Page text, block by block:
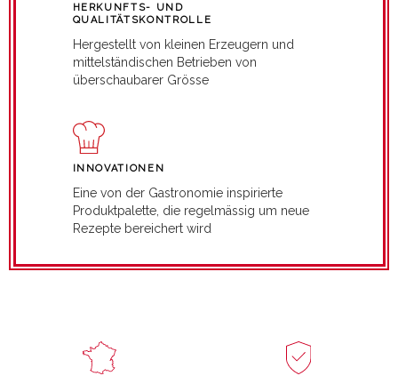
HERKUNFTS- UND
QUALITÄTSKONTROLLE
Hergestellt von kleinen Erzeugern und
mittelständischen Betrieben von
überschaubarer Grösse
INNOVATIONEN
Eine von der Gastronomie inspirierte
Produktpalette, die regelmässig um neue
Rezepte bereichert wird